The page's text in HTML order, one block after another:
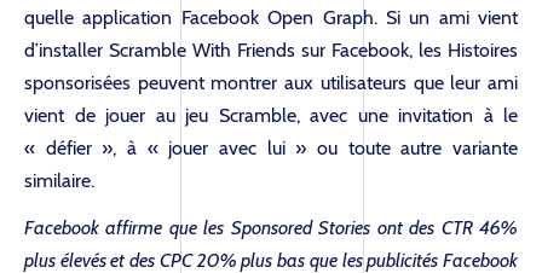
quelle application Facebook Open Graph. Si un ami vient
d’installer Scramble With Friends sur Facebook, les Histoires
sponsorisées peuvent montrer aux utilisateurs que leur ami
vient de jouer au jeu Scramble, avec une invitation à le
« défier », à « jouer avec lui » ou toute autre variante
similaire.
Facebook affirme que les Sponsored Stories ont des CTR 46%
plus élevés et des CPC 20% plus bas que les publicités Facebook
RÉFÉRENCES
CONTACT